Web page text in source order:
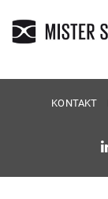
KONTAKT